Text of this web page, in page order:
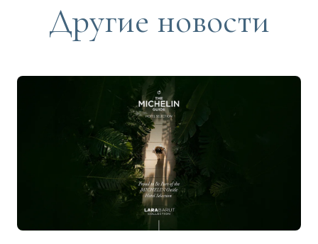
Другие новости